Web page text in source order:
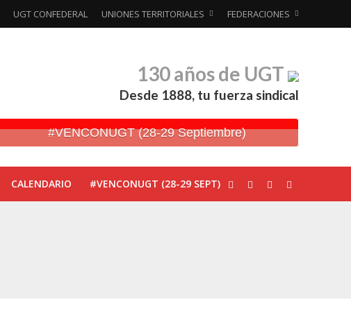
UGT CONFEDERAL UNIONES TERRITORIALES FEDERACIONES
130 años de UGT
Desde 1888, tu fuerza sindical
#VENCONUGT (28-29 Septiembre)
CALENDARIO #VENCONUGT (28-29 SEPT)